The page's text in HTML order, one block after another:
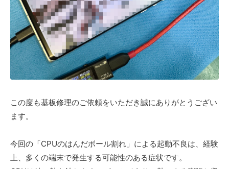
この度も基板修理のご依頼をいただき誠にありがとうござい
ます。
今回の「CPUのはんだボール割れ」による起動不良は、経験
上、多くの端末で発生する可能性のある症状です。